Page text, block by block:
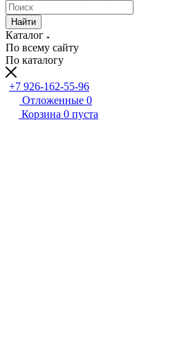
Найти
Каталог
По всему сайту
По каталогу
+7 926-162-55-96
Отложенные 0
Корзина 0 пуста